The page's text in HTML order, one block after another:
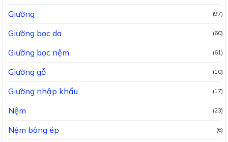
Giường (97)
Giường bọc da (60)
Giường bọc nệm (61)
Giường gỗ (10)
Giường nhập khẩu (17)
Nệm (23)
Nệm bông ép (6)